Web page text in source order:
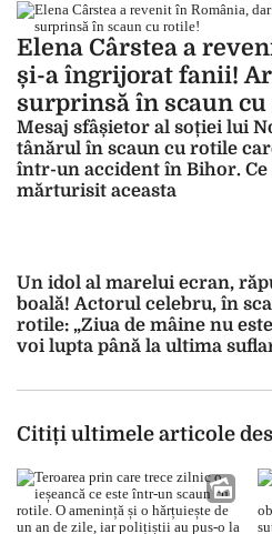
Elena Cârstea a
și-a îngrijorat fanii!
surprinsă în scaun
Mesaj sfâșietor al soției lui
tânărul în scaun cu rotile
într-un accident în Bihor. Ce
mărturisit aceasta
Un idol al marelui ecran,
boală! Actorul celebru, în
rotile: „Ziua de mâine nu
voi lupta până la ultima
Citiți ultimele articole